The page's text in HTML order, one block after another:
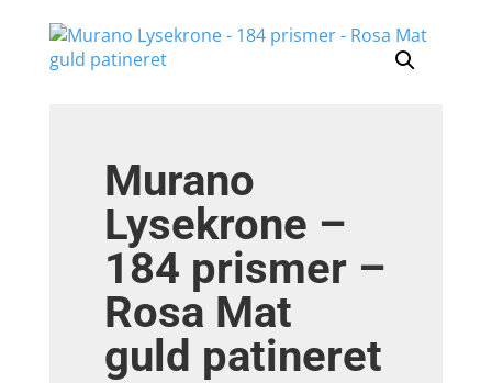
Murano
Lysekrone –
184 prismer –
Rosa Mat
guld patineret